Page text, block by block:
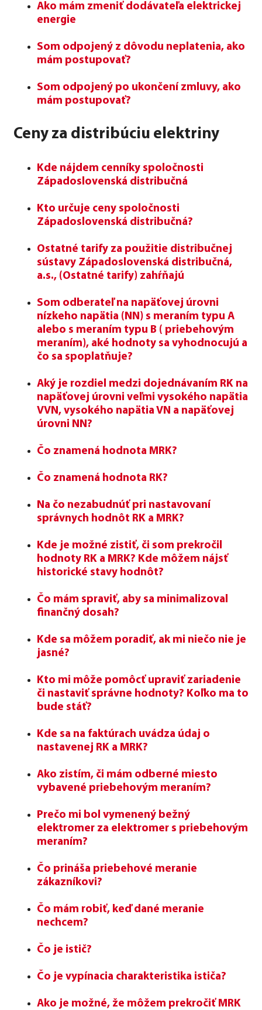
Ako mám zmeniť dodávateľa elektrickej
energie
Som odpojený z dôvodu neplatenia, ako
mám postupovať?
Som odpojený po ukončení zmluvy, ako
mám postupovať?
Ceny za distribúciu elektriny
Kde nájdem cenníky spoločnosti
Západoslovenská distribučná
Kto určuje ceny spoločnosti
Západoslovenská distribučná?
Ostatné tarify za použitie distribučnej
sústavy Západoslovenská distribučná,
a.s., (Ostatné tarify) zahŕňajú
Som odberateľ na napäťovej úrovni
nízkeho napätia (NN) s meraním typu A
alebo s meraním typu B ( priebehovým
meraním), aké hodnoty sa vyhodnocujú a
čo sa spoplatňuje?
Aký je rozdiel medzi dojednávaním RK na
napäťovej úrovni veľmi vysokého napätia
VVN, vysokého napätia VN a napäťovej
úrovni NN?
Čo znamená hodnota MRK?
Čo znamená hodnota RK?
Na čo nezabudnúť pri nastavovaní
správnych hodnôt RK a MRK?
Kde je možné zistiť, či som prekročil
hodnoty RK a MRK? Kde môžem nájsť
historické stavy hodnôt?
Čo mám spraviť, aby sa minimalizoval
finančný dosah?
Kde sa môžem poradiť, ak mi niečo nie je
jasné?
Kto mi môže pomôcť upraviť zariadenie
či nastaviť správne hodnoty? Koľko ma to
bude stáť?
Kde sa na faktúrach uvádza údaj o
nastavenej RK a MRK?
Ako zistím, či mám odberné miesto
vybavené priebehovým meraním?
Prečo mi bol vymenený bežný
elektromer za elektromer s priebehovým
meraním?
Čo prináša priebehové meranie
zákazníkovi?
Čo mám robiť, keď dané meranie
nechcem?
Čo je istič?
Čo je vypínacia charakteristika ističa?
Ako je možné, že môžem prekročiť MRK